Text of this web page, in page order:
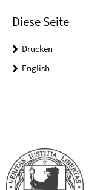
Diese Seite
Drucken
English